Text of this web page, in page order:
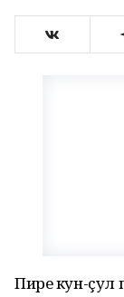
Пире кун-çул